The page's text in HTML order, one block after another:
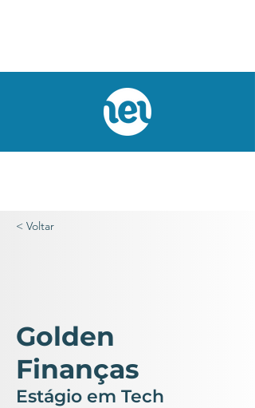
< Voltar
Golden
Finanças
Estágio em Tech